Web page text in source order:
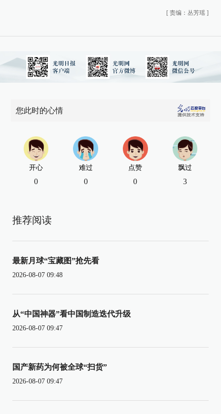
[ 责编：丛芳瑶 ]
您此时的心情
开心
0
难过
0
点赞
0
飘过
3
推荐阅读
最新月球“宝藏图”抢先看
2026-08-07 09:48
从“中国神器”看中国制造迭代升级
2026-08-07 09:47
国产新药为何被全球“扫货”
2026-08-07 09:47